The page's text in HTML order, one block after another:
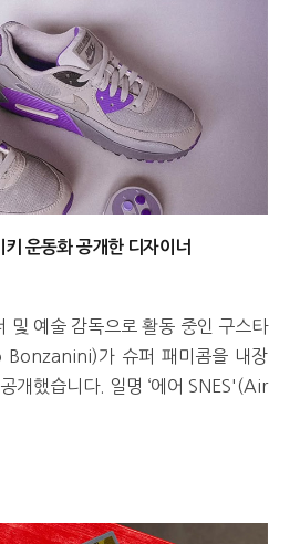
운동화 공개한 디자이너
및 예술 감독으로 활동 중인 구스타
Bonzanini)가 슈퍼 패미콤을 내장
개했습니다. 일명 ‘에어 SNES'(Air